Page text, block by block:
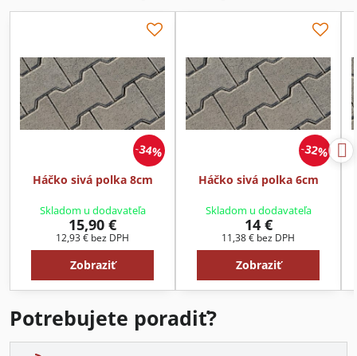
34%
Háčko sivá polka 8cm
Skladom u dodavateľa
15,90 €
12,93 € bez DPH
Zobraziť
32%
Háčko sivá polka 6cm
Skladom u dodavateľa
14 €
11,38 € bez DPH
Zobraziť
Potrebujete poradiť?